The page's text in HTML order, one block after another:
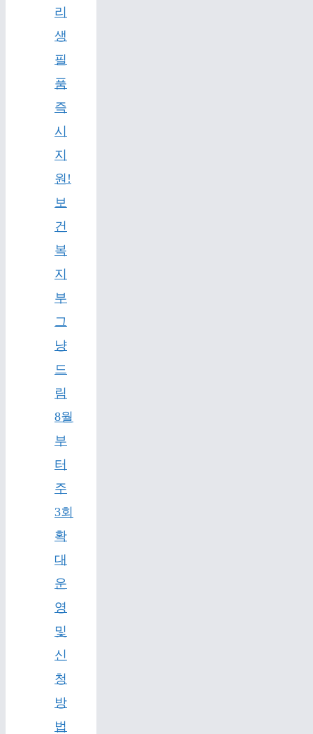
리
생
필
품
즉
시
지
원!
보
건
복
지
부
그
냥
드
림
8월
부
터
주
3회
확
대
운
영
및
신
청
방
법